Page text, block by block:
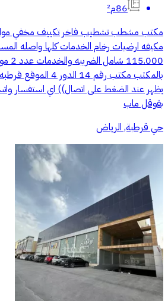
86م²
مكتب مشطب تشطيب فاخر تكييف مخفي
بالمكتب مكتب رقم 14
يظهر عند الضغط على اتصال)) اي استفسار
بقوقل ماب
حي قرطبة, الرياض